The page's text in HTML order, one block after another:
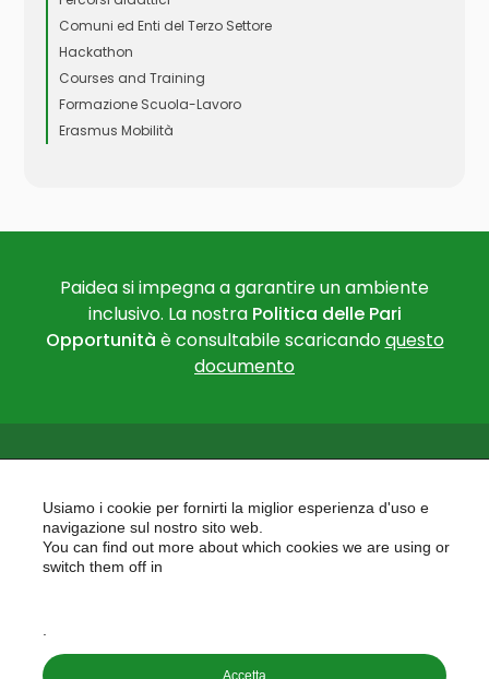
Comuni ed Enti del Terzo Settore
Hackathon
Courses and Training
Formazione Scuola-Lavoro
Erasmus Mobilità
Paidea si impegna a garantire un ambiente
inclusivo. La nostra Politica delle Pari
Opportunità è consultabile scaricandoquesto
documento
PAIDEA
Usiamo i cookie per fornirti la miglior esperienza d'uso e
navigazione sul nostro sito web.
You can find out more about which cookies we are using or
switch them off in
Accetta